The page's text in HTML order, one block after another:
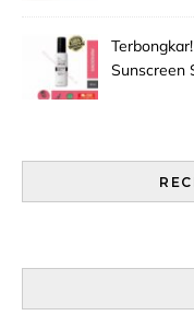
Sunscreen